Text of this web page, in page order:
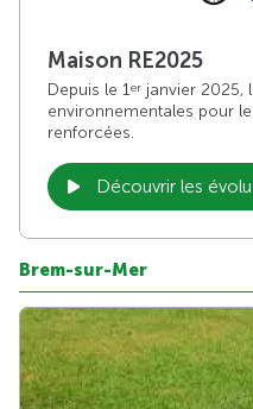
Maison RE2025
Depuis le 1er janvier 2025,
environnementales pour
renforcées.
Découvrir les
Brem-sur-Mer